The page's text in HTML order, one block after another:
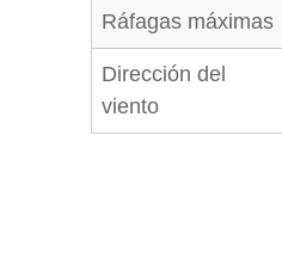
Ráfagas máximas
Dirección del
viento